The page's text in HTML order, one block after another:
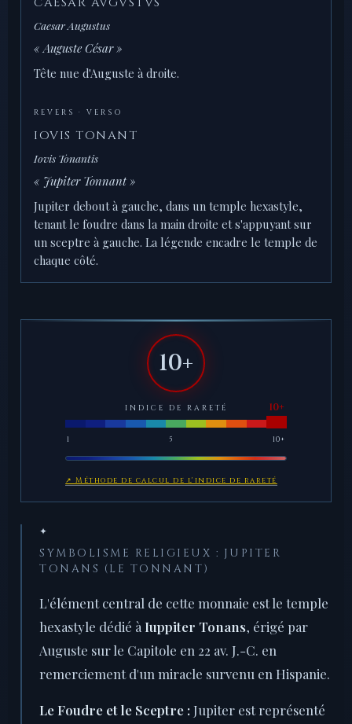
Caesar Augustus
« Auguste César »
Tête nue d'Auguste à droite.
REVERS · VERSO
IOVIS TONANT
Iovis Tonantis
« Jupiter Tonnant »
Jupiter debout à gauche, dans un temple hexastyle,
tenant le foudre dans la main droite et s'appuyant sur
un sceptre à gauche. La légende encadre le temple de
chaque côté.
10+
INDICE DE RARETÉ
1 5 10+
↗ Méthode de calcul de l'indice de rareté
✦
SYMBOLISME RELIGIEUX : JUPITER
TONANS (LE TONNANT)
L'élément central de cette monnaie est le temple
hexastyle dédié àIuppiter Tonans, érigé par
Auguste sur le Capitole en 22 av. J.-C. en
remerciement d'un miracle survenu en Hispanie.
Le Foudre et le Sceptre :Jupiter est représenté